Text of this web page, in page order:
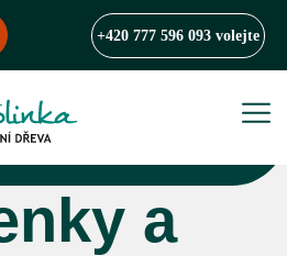
+420 777 596 093 volejte
a